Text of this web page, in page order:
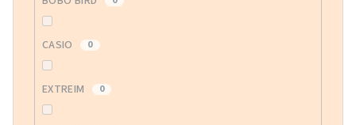
CASIO 0
EXTREIM 0